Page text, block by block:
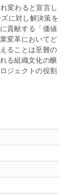
変わると宣言し
に対し解決策を
貢献する「価値
変革においてど
ることは至難の
る組織文化の醸
ジェクトの役割